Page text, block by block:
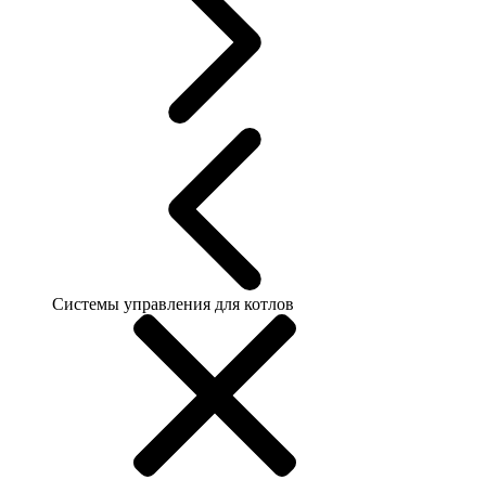
Системы управления для котлов